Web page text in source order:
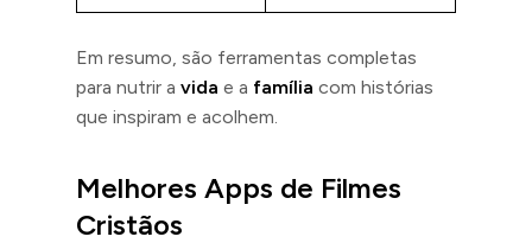
Em resumo, são ferramentas completas
para nutrir a vida e a família com histórias
que inspiram e acolhem.
Melhores Apps de Filmes
Cristãos